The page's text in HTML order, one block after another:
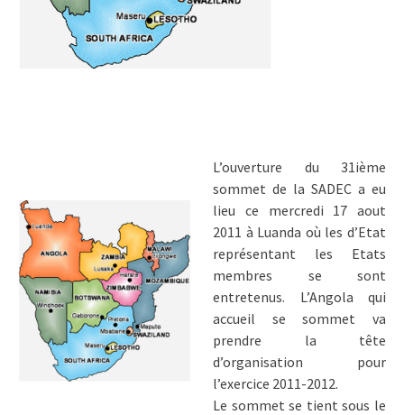
L’ouverture du 31ième
sommet de la SADEC a eu
lieu ce mercredi 17 aout
2011 à Luanda où les d’Etat
représentant les Etats
membres se sont
entretenus. L’Angola qui
accueil se sommet va
prendre la tête
d’organisation pour
l’exercice 2011-2012.
Le sommet se tient sous le